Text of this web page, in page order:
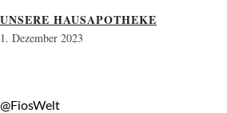
UNSERE HAUSAPOTHEKE
1. Dezember 2023
@FiosWelt